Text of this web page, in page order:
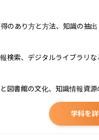
のあり方と方法、知識の抽
検索、デジタルライブラリ
図書館の文化、知識情報資
学科を